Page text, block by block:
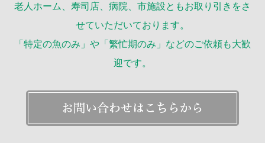
老人ホーム、寿司店、病院、市施設ともお取り引きをさ
せていただいております。
「特定の魚のみ」や「繁忙期のみ」などのご依頼も大歓
迎です。